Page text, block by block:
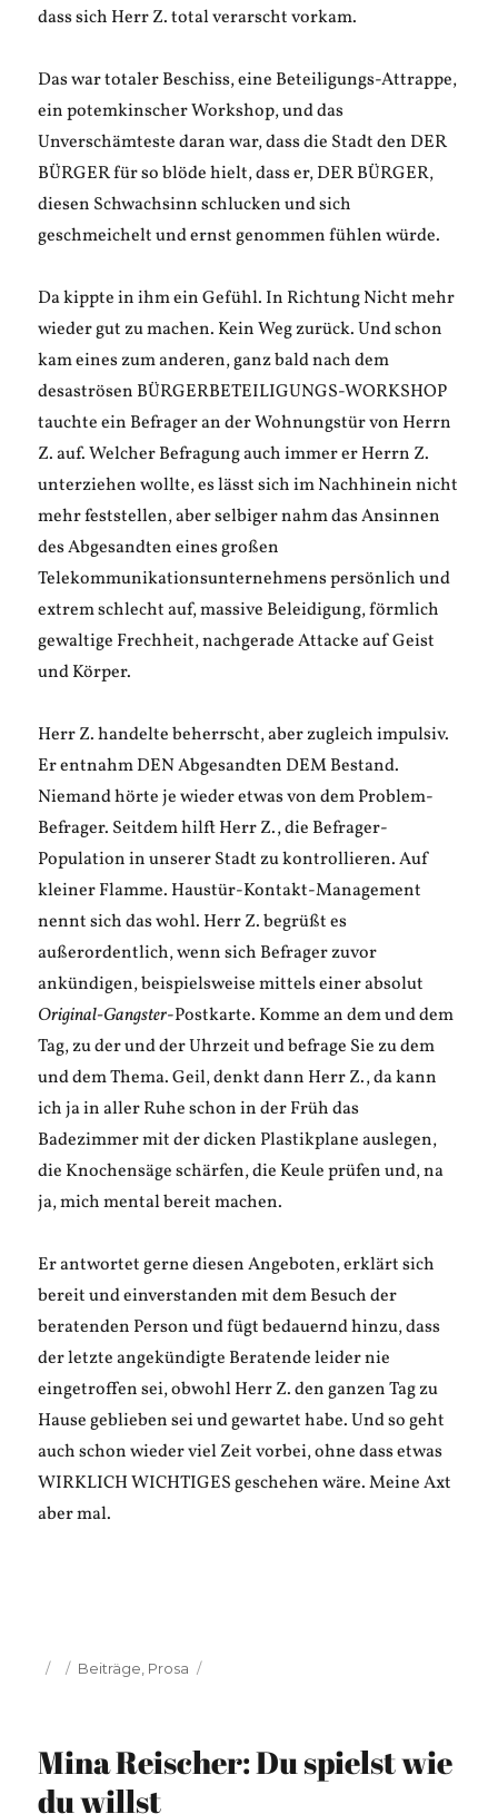
dass sich Herr Z. total verarscht vorkam.
Das war totaler Beschiss, eine Beteiligungs-Attrappe,
ein potemkinscher Workshop, und das
Unverschämteste daran war, dass die Stadt den DER
BÜRGER für so blöde hielt, dass er, DER BÜRGER,
diesen Schwachsinn schlucken und sich
geschmeichelt und ernst genommen fühlen würde.
Da kippte in ihm ein Gefühl. In Richtung Nicht mehr
wieder gut zu machen. Kein Weg zurück. Und schon
kam eines zum anderen, ganz bald nach dem
desaströsen BÜRGERBETEILIGUNGS-WORKSHOP
tauchte ein Befrager an der Wohnungstür von Herrn
Z. auf. Welcher Befragung auch immer er Herrn Z.
unterziehen wollte, es lässt sich im Nachhinein nicht
mehr feststellen, aber selbiger nahm das Ansinnen
des Abgesandten eines großen
Telekommunikationsunternehmens persönlich und
extrem schlecht auf, massive Beleidigung, förmlich
gewaltige Frechheit, nachgerade Attacke auf Geist
und Körper.
Herr Z. handelte beherrscht, aber zugleich impulsiv.
Er entnahm DEN Abgesandten DEM Bestand.
Niemand hörte je wieder etwas von dem Problem-
Befrager. Seitdem hilft Herr Z., die Befrager-
Population in unserer Stadt zu kontrollieren. Auf
kleiner Flamme. Haustür-Kontakt-Management
nennt sich das wohl. Herr Z. begrüßt es
außerordentlich, wenn sich Befrager zuvor
ankündigen, beispielsweise mittels einer absolut
Original-Gangster-Postkarte. Komme an dem und dem
Tag, zu der und der Uhrzeit und befrage Sie zu dem
und dem Thema. Geil, denkt dann Herr Z., da kann
ich ja in aller Ruhe schon in der Früh das
Badezimmer mit der dicken Plastikplane auslegen,
die Knochensäge schärfen, die Keule prüfen und, na
ja, mich mental bereit machen.
Er antwortet gerne diesen Angeboten, erklärt sich
bereit und einverstanden mit dem Besuch der
beratenden Person und fügt bedauernd hinzu, dass
der letzte angekündigte Beratende leider nie
eingetroffen sei, obwohl Herr Z. den ganzen Tag zu
Hause geblieben sei und gewartet habe. Und so geht
auch schon wieder viel Zeit vorbei, ohne dass etwas
WIRKLICH WICHTIGES geschehen wäre. Meine Axt
aber mal.
Veröffentlicht
Kategorien
Beiträge Prosa
Mina Reischer: Du spielst wie
du willst